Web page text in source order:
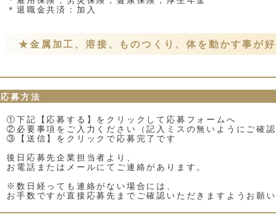
＊退職金共済：加入
★金属加工、溶接、ものつくり、体を動かす事が好
応募方法
①下記【応募する】をクリックして応募フォームへ
②必要事項をご入力ください（記入ミスの無いようにご確認
③【送信】をクリックで応募完了です
後日応募先企業担当者より、
お電話またはメールにてご連絡があります。
※数日経っても連絡がない場合には、
お手数ですが直接応募先までご確認いただきますようお願い